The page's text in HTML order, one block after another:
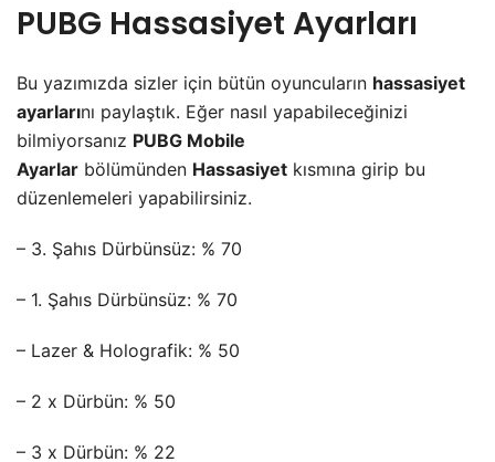
PUBG Hassasiyet Ayarları
Bu yazımızda sizler için bütün oyuncuların hassasiyet
ayarlarını paylaştık. Eğer nasıl yapabileceğinizi
bilmiyorsanız PUBG Mobile
Ayarlar bölümünden Hassasiyet kısmına girip bu
düzenlemeleri yapabilirsiniz.
– 3. Şahıs Dürbünsüz: % 70
– 1. Şahıs Dürbünsüz: % 70
– Lazer & Holografik: % 50
– 2 x Dürbün: % 50
– 3 x Dürbün: % 22